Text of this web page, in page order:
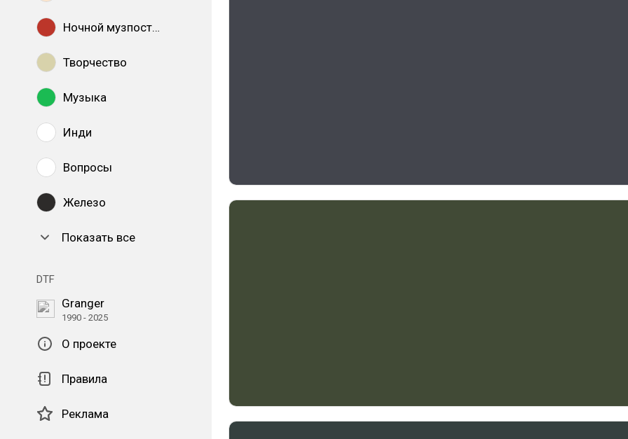
Ночной музпостинг
Творчество
Музыка
Инди
Вопросы
Железо
Показать все
DTF
Granger
1990 - 2025
О проекте
Правила
Реклама